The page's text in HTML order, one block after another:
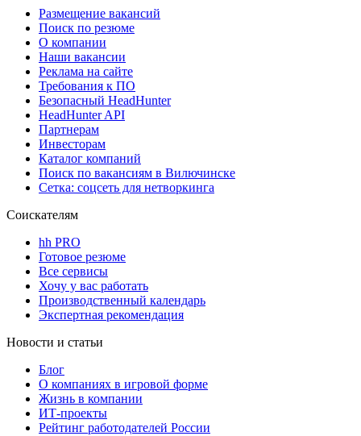
Размещение вакансий
Поиск по резюме
О компании
Наши вакансии
Реклама на сайте
Требования к ПО
Безопасный HeadHunter
HeadHunter API
Партнерам
Инвесторам
Каталог компаний
Поиск по вакансиям в Вилючинске
Сетка: соцсеть для нетворкинга
Соискателям
hh PRO
Готовое резюме
Все сервисы
Хочу у вас работать
Производственный календарь
Экспертная рекомендация
Новости и статьи
Блог
О компаниях в игровой форме
Жизнь в компании
ИТ-проекты
Рейтинг работодателей России